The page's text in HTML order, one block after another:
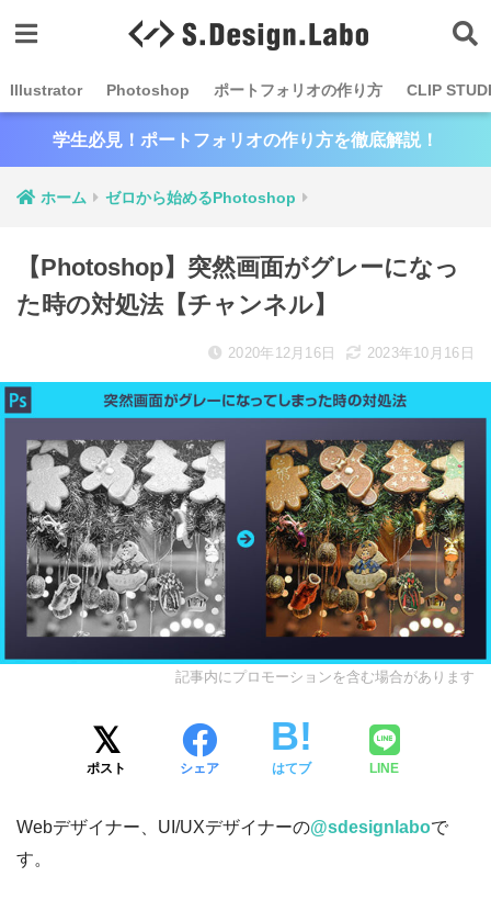
Illustrator Photoshop ポートフォリオの作り方 CLIP
学生必見！ポートフォリオの作り方を徹底解説！
ホーム ゼロから始めるPhotoshop
【Photoshop】突然画面がグレーになっ
た時の対処法【チャンネル】
2020年12月16日 2023年10月16日
記事内にプロモーションを含む場合があります
ポスト シェア はてブ LINE
Webデザイナー、UI/UXデザイナーの@sdesignlaboで
す。